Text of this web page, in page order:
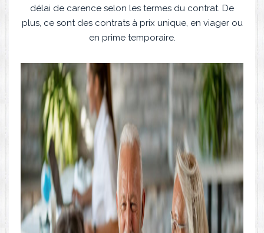
délai de carence selon les termes du contrat. De
plus, ce sont des contrats à prix unique, en viager ou
en prime temporaire.